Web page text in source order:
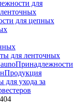
для
для цепных
для ленточных
Принадлежности
Продукция
для ухода за